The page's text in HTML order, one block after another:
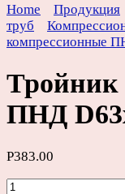
Home Продукция
труб
компрессионные
Тройник
ПНД
Р383.00
Тройник